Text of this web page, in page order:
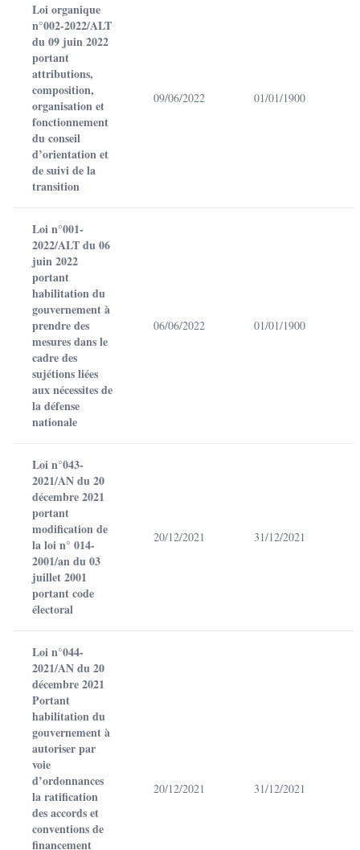
Loi organique
n°002-2022/ALT
du 09 juin 2022
portant
attributions,
composition,
organisation et
fonctionnement
du conseil
d’orientation et
de suivi de la
transition
09/06/2022 01/01/1900
Loi n°001-
2022/ALT du 06
juin 2022
portant
habilitation du
gouvernement à
prendre des
mesures dans le
cadre des
sujétions liées
aux nécessites de
la défense
nationale
06/06/2022 01/01/1900
Loi n°043-
2021/AN du 20
décembre 2021
portant
modification de
la loi n° 014-
2001/an du 03
juillet 2001
portant code
électoral
20/12/2021 31/12/2021
Loi n°044-
2021/AN du 20
décembre 2021
Portant
habilitation du
gouvernement à
autoriser par
voie
d’ordonnances
la ratification
des accords et
conventions de
financement
20/12/2021 31/12/2021